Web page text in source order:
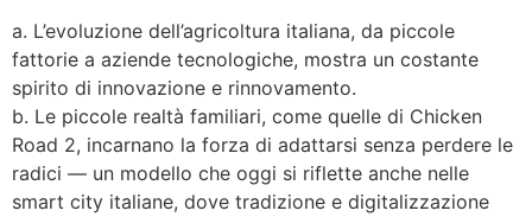
a. L’evoluzione dell’agricoltura italiana, da piccole
fattorie a aziende tecnologiche, mostra un costante
spirito di innovazione e rinnovamento.
b. Le piccole realtà familiari, come quelle di Chicken
Road 2, incarnano la forza di adattarsi senza perdere le
radici — un modello che oggi si riflette anche nelle
smart city italiane, dove tradizione e digitalizzazione